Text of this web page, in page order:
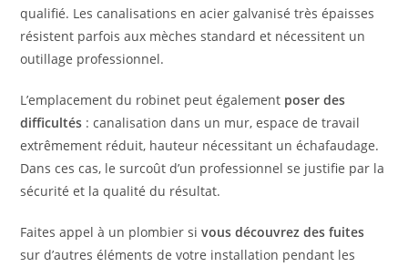
qualifié. Les canalisations en acier galvanisé très épaisses
résistent parfois aux mèches standard et nécessitent un
outillage professionnel.
L’emplacement du robinet peut également poser des
difficultés : canalisation dans un mur, espace de travail
extrêmement réduit, hauteur nécessitant un échafaudage.
Dans ces cas, le surcoût d’un professionnel se justifie par la
sécurité et la qualité du résultat.
Faites appel à un plombier sivous découvrez des fuites
sur d’autres éléments de votre installation pendant les